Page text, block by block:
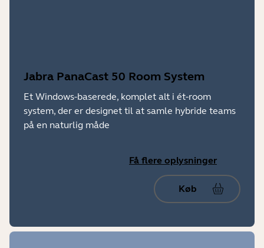
Jabra PanaCast 50 Room System
Et Windows-baserede, komplet alt i ét-room
system, der er designet til at samle hybride teams
på en naturlig måde
Få flere oplysninger
Køb